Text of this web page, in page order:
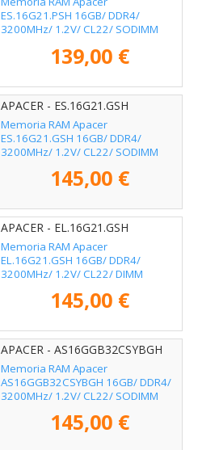
ES.16G21.PSH 16GB/ DDR4/
3200MHz/ 1.2V/ CL22/ SODIMM
139,00 €
APACER - ES.16G21.GSH
Memoria RAM Apacer
ES.16G21.GSH 16GB/ DDR4/
3200MHz/ 1.2V/ CL22/ SODIMM
145,00 €
APACER - EL.16G21.GSH
Memoria RAM Apacer
EL.16G21.GSH 16GB/ DDR4/
3200MHz/ 1.2V/ CL22/ DIMM
145,00 €
APACER - AS16GGB32CSYBGH
Memoria RAM Apacer
AS16GGB32CSYBGH 16GB/ DDR4/
3200MHz/ 1.2V/ CL22/ SODIMM
145,00 €